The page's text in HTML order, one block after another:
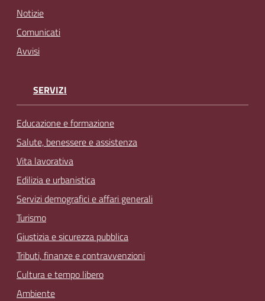
Notizie
Comunicati
Avvisi
SERVIZI
Educazione e formazione
Salute, benessere e assistenza
Vita lavorativa
Edilizia e urbanistica
Servizi demografici e affari generali
Turismo
Giustizia e sicurezza pubblica
Tributi, finanze e contravvenzioni
Cultura e tempo libero
Ambiente